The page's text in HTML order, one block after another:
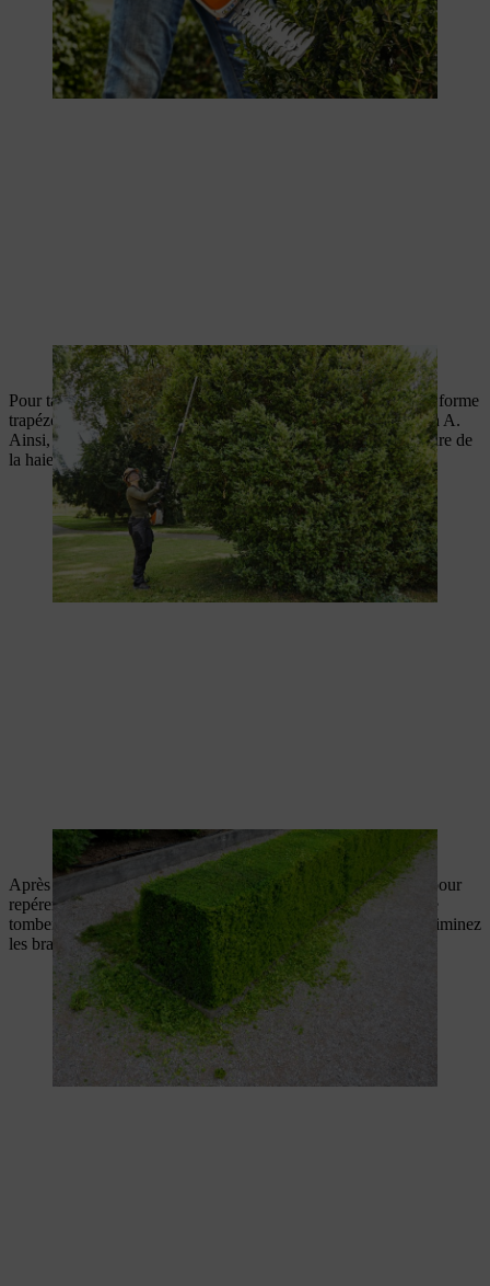
Un buis en pleine croissance est taillé radicalement.
Pour tailler une haie de buis en topiaire, essayez d’obtenir une forme
trapézoïdale de sorte que la section transversale ressemble à un A.
Ainsi, la lumière du soleil atteindra également la partie inférieure de
la haie et vous éviterez les zones brunes.
Grâce à sa forme trapézoïdale, vous évitez les taches brunes.
Après la taille du buis, observez toujours votre plante de loin pour
repérer toute branche qui dépasse. Secouez la plante pour faire
tomber les résidus de taille qui pourraient gêner votre vue et éliminez
les branches qui dépassent.